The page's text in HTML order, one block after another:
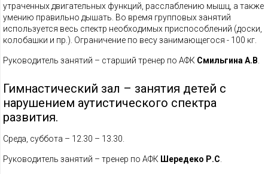
утраченных двигательных функций, расслаблению мышц, а также
умению правильно дышать. Во время групповых занятий
используется весь спектр необходимых приспособлений (доски,
колобашки и пр.). Ограничение по весу занимающегося - 100 кг.
Руководитель занятий – старший тренер по АФК Смильгина А.В
Гимнастический зал – занятия детей с
нарушением аутистического спектра
развития.
Среда, суббота – 12.30 – 13.30.
Руководитель занятий – тренер по АФК Шередеко Р.С